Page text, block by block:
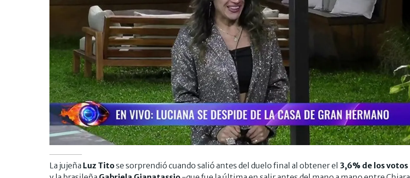
La jujeña Luz Titose sorprendió cuando salió antes del duelo final al obtener el 3,6% de los votos